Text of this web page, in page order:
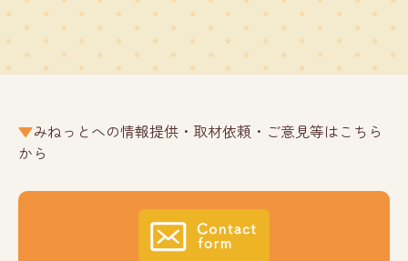
みねっとへの情報提供・取材依頼・ご意見等はこちら
から